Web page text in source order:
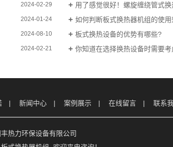
2024-02-29 用了感觉很好！螺旋缠绕管式
2024-01-24 如何判断板式换热器机组的使用
2024-08-10 板式换热设备的优势有哪些?
2024-02-21 你知道在选择换热设备时需要考
新闻中心 案例展示 在线留言 联系
热力环保设备有限公司